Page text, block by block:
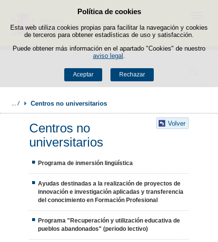
Política de cookies
Esta web utiliza cookies propias para facilitar la navegación y cookies
de terceros para obtener estadísticas de uso y satisfacción.
Puede obtener más información en el apartado "Cookies" de nuestro
aviso legal
Aceptar Rechazar
Saltar al contenido
Buscador
Menú
Centros no universitarios
Volver
Centros no
universitarios
Programa de inmersión lingüística
Ayudas destinadas a la realización de proyectos de
innovación e investigación aplicadas y transferencia
del conocimiento en Formación Profesional
Programa "Recuperación y utilización educativa de
pueblos abandonados" (periodo lectivo)